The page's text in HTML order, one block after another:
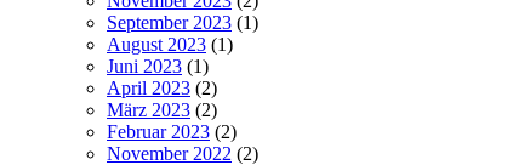
September 2023 (1)
August 2023 (1)
Juni 2023 (1)
April 2023 (2)
März 2023 (2)
Februar 2023 (2)
November 2022 (2)